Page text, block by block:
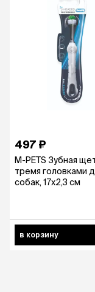
497 ₽
M-PETS Зубная
тремя головками
собак, 17х2,3 см
в корзину